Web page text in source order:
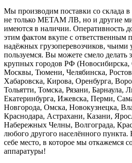
Мы производим поставки со склада в
не только МЕТАМ ЛВ, но и другие
имеются в наличии. Оперативность
этим фактом вкупе с ответственным
надёжных грузоперевозчиков, чьими
пользуемся. Вы можете смело делать
крупных городов РФ (Новосибирска,
Москвы, Тюмени, Челябинска,
Хабаровска, Кирова, Оренбурга,
Тольятти, Томска, Рязани, Барнаула,
Екатеринбурга, Ижевска, Перми,
Новгорода, Омска, Новокузнецка,
Краснодара, Астрахани, Казани,
Набережных Челны, Волгограда,
любого другого населённого пункта.
себе место, в которое мы откажемся
аппаратуры!